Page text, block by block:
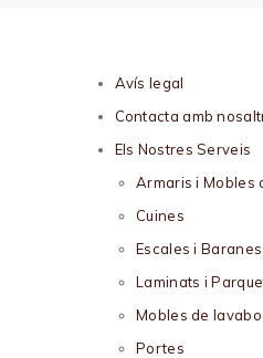
Avís legal
Contacta amb
Els Nostres Serveis
Armaris i Mobles
Cuines
Escales i Baranes
Laminats i
Mobles de lavabo
Portes